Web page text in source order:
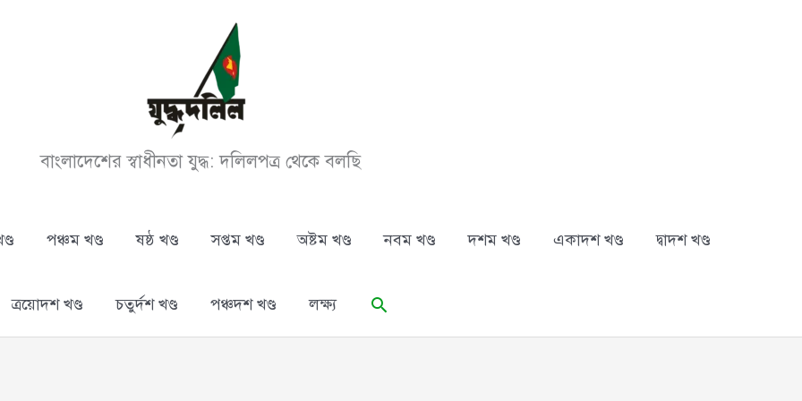
বাংলাদেশের স্বাধীনতা যুদ্ধ: দলিলপত্র থেকে বলছি
পঞ্চম খণ্ড ষষ্ঠ খণ্ড সপ্তম খণ্ড অষ্টম খণ্ড নবম খণ্ড দশম খণ্ড একাদশ খণ্ড দ্বাদশ খণ্ড
ত্রয়োদশ খণ্ড চতুর্দশ খণ্ড পঞ্চদশ খণ্ড লক্ষ্য Search